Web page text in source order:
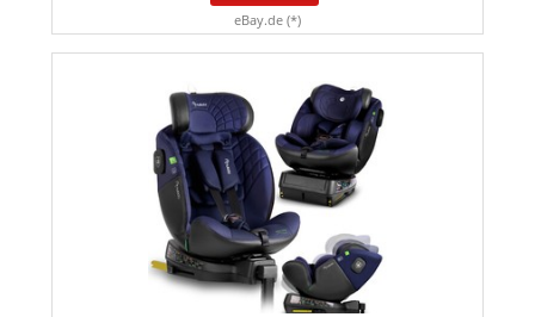
eBay.de (*)